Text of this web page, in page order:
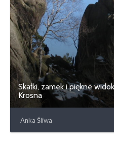
Skałki, zamek i piękne
Krosna
Anka Śliwa